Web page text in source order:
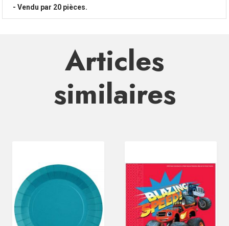
- Vendu par 20 pièces.
Articles
similaires